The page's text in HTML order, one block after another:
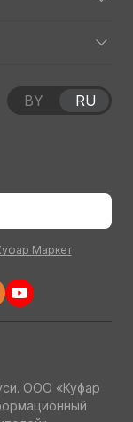
Маркет
BY RU
ООО «Куфар